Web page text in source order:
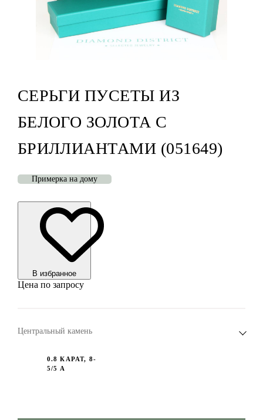
СЕРЬГИ ПУСЕТЫ ИЗ
БЕЛОГО ЗОЛОТА С
БРИЛЛИАНТАМИ (051649)
Примерка на дому
В избранноe
Цена по запросу
Центральный камень
0.8 КАРАТ, 8-
5/5 А